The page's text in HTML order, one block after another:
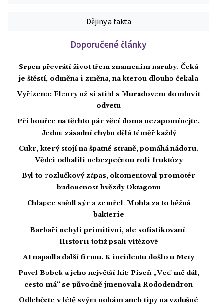
Dějiny a fakta
Doporučené články
Srpen převrátí život třem znamením naruby. Čeká
je štěstí, odměna i změna, na kterou dlouho čekala
Vyřízeno: Fleury už si stihl s Muradovem domluvit
odvetu
Při bouřce na těchto pár věcí doma nezapomínejte.
Jednu zásadní chybu dělá téměř každý
Cukr, který stojí na špatné straně, pomáhá nádoru.
Vědci odhalili nebezpečnou roli fruktózy
Byl to rozlučkový zápas, okomentoval promotér
budoucnost hvězdy Oktagonu
Chlapec snědl sýr a zemřel. Mohla za to běžná
bakterie
Barbaři nebyli primitivní, ale sofistikovaní.
Historii totiž psali vítězové
AI napadla další firmu. K incidentu došlo u Mety
Pavel Bobek a jeho největší hit: Píseň „Veď mě dál,
cesto má“ se původně jmenovala Rododendron
Odlehčete v létě svým nohám aneb tipy na vzdušné